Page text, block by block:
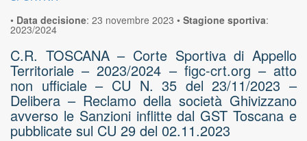
• Data decisione: 23 novembre 2023 • Stagione sportiva:
2023/2024
C.R. TOSCANA – Corte Sportiva di Appello
Territoriale – 2023/2024 – figc-crt.org – atto
non ufficiale – CU N. 35 del 23/11/2023 –
Delibera – Reclamo della società Ghivizzano
avverso le Sanzioni inflitte dal GST Toscana e
pubblicate sul CU 29 del 02.11.2023